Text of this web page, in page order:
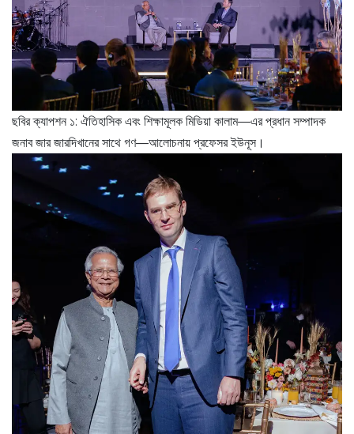
ছবির ক্যাপশন ১: ঐতিহাসিক এবং শিক্ষামূলক মিডিয়া কালাম—এর প্রধান সম্পাদক
জনাব জার জারদিখানের সাথে গণ—আলোচনায় প্রফেসর ইউনূস।